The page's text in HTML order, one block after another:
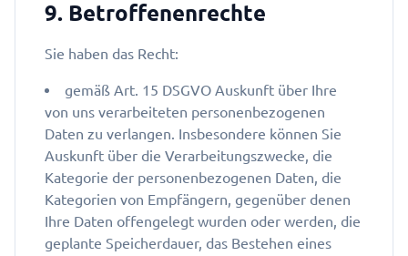
9. Betroffenenrechte
Sie haben das Recht:
gemäß Art. 15 DSGVO Auskunft über Ihre
von uns verarbeiteten personenbezogenen
Daten zu verlangen. Insbesondere können Sie
Auskunft über die Verarbeitungszwecke, die
Kategorie der personenbezogenen Daten, die
Kategorien von Empfängern, gegenüber denen
Ihre Daten offengelegt wurden oder werden, die
geplante Speicherdauer, das Bestehen eines